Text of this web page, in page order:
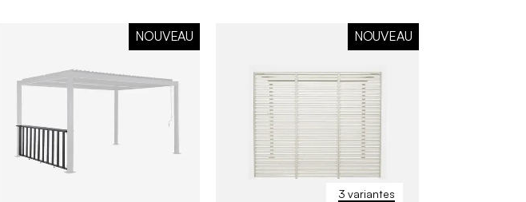
NOUVEAU
3 variantes
NOUVEAU